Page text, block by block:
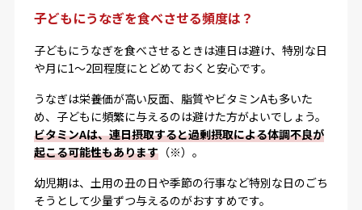
子どもにうなぎを食べさせる頻度は？
子どもにうなぎを食べさせるときは連日は避け、特別な日
や月に1〜2回程度にとどめておくと安心です。
うなぎは栄養価が高い反面、脂質やビタミンAも多いた
め、子どもに頻繁に与えるのは避けた方がよいでしょう。
ビタミンAは、連日摂取すると過剰摂取による体調不良が
起こる可能性もあります（※）。
幼児期は、土用の丑の日や季節の行事など特別な日のごち
そうとして少量ずつ与えるのがおすすめです。